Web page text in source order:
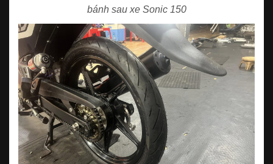
bánh sau xe Sonic 150